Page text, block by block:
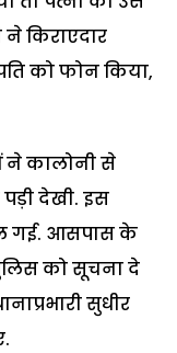
किराएदार
को फोन किया,
ने कालोनी से
देखी. इस
गई. आसपास के
को सूचना दे
सुधीर